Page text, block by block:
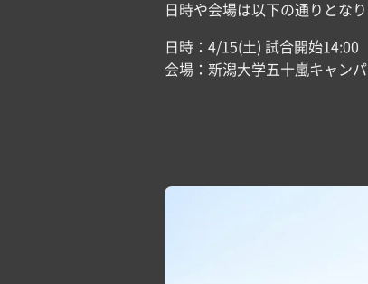
日時や会場は以下の通りとなり
日時：4/15(土) 試合開始14:00
会場：新潟大学五十嵐キャン